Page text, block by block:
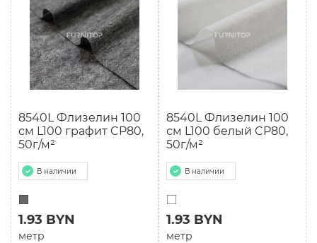
8540L Флизелин 100
см L100 графит CP80,
50г/м²
В наличии
1.93 BYN
метр
8540L Флизелин 100
см L100 белый CP80,
50г/м²
В наличии
1.93 BYN
метр